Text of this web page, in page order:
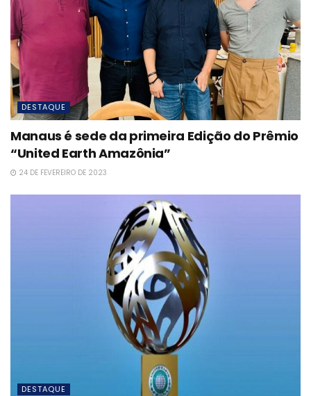
DESTAQUE
Manaus é sede da primeira Edição do Prêmio
“United Earth Amazônia”
24 DE FEVEREIRO DE 2023
DESTAQUE